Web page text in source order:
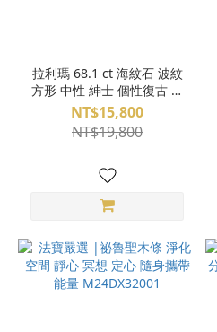
拉利瑪 68.1 ct 海紋石 波紋
方形 中性 紳士 個性復古 手
工純銀包框 寶石項鍊 O03-
56
NT$15,800
NT$19,800